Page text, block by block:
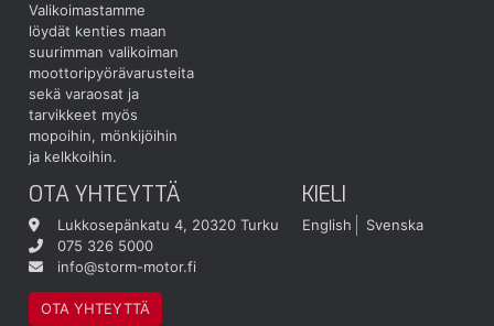
Valikoimastamme
löydät kenties maan
suurimman valikoiman
moottoripyörävarusteita
sekä varaosat ja
tarvikkeet myös
mopoihin, mönkijöihin
ja kelkkoihin.
OTA YHTEYTTÄ
Lukkosepänkatu 4, 20320 Turku
075 326 5000
info@storm-motor.fi
OTA YHTEYTTÄ
KIELI
English Svenska